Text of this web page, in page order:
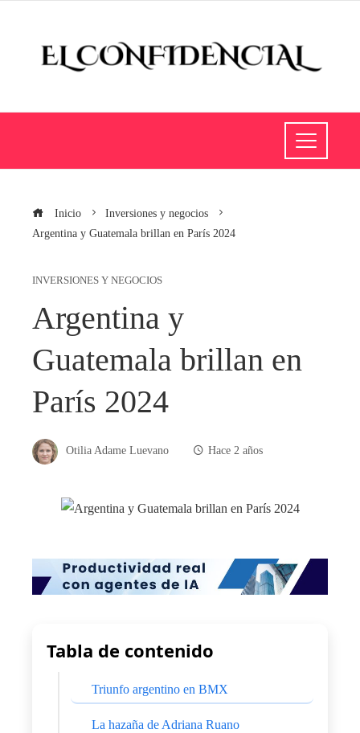
Inicio
Inversiones y negocios
Argentina y Guatemala brillan en París 2024
INVERSIONES Y NEGOCIOS
Argentina y
Guatemala brillan en
París 2024
Otilia Adame Luevano Hace 2 años
Tabla de contenido
Triunfo argentino en BMX
La hazaña de Adriana Ruano